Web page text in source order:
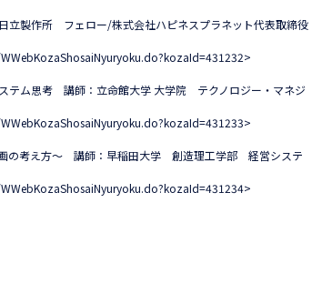
製作所　フェロー/株式会社ハピネスプラネット代表取締役
>
ム思考　講師：立命館大学 大学院　テクノロジー・マネジ
>
考え方～　講師：早稲田大学　創造理工学部　経営システ
>